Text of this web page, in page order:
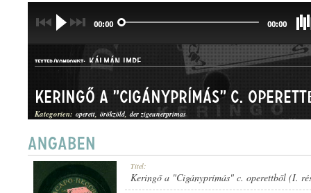
00:00 00:00
TEXTER/KOMPONIST: KÁLMÁN IMRE
KERINGŐEGYVELEG
Keringő a "Cigányprímás" c.
Kategorien: operett örökzöld der zigeunerprimas
Titel:
Keringő a "Cigányprímás" c. operettből (I.